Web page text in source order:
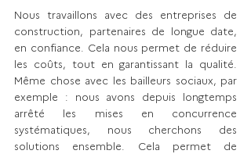
Nous travaillons avec des entreprises de
construction, partenaires de longue date,
en confiance. Cela nous permet de réduire
les coûts, tout en garantissant la qualité.
Même chose avec les bailleurs sociaux, par
exemple : nous avons depuis longtemps
arrêté les mises en concurrence
systématiques, nous cherchons des
solutions ensemble. Cela permet de